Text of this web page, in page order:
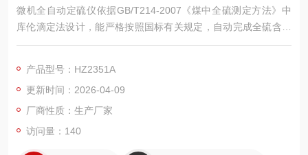
微机全自动定硫仪依据GB/T214-2007《煤中全硫测定方法》中
库伦滴定法设计，能严格按照国标有关规定，自动完成全硫含量
的测定。因此，该产品广泛应用于煤炭检测、砖厂、石料加热、
产品型号：HZ2351A
更新时间：2026-04-09
厂商性质：生产厂家
访问量：140